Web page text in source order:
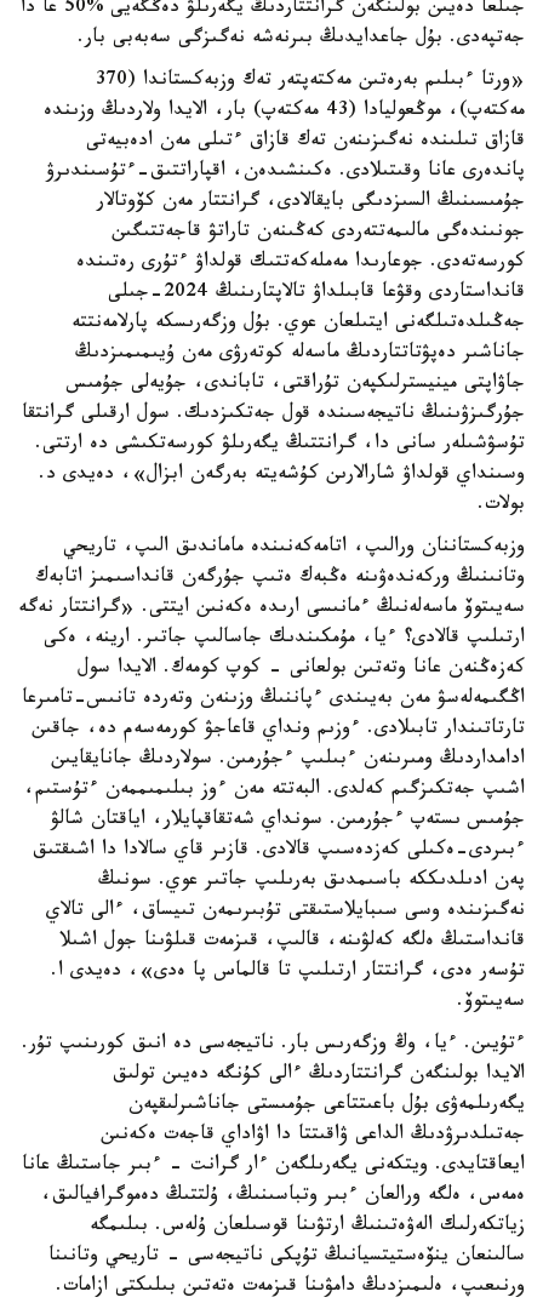
جىلعا دەيىن بولىنگەن گرانتتاردىڭ يگەرىلۋ دەڭگەيى %50 عا دا
جەتپەدى. بۇل جاعدايدىڭ بىرنەشە نەگىزگى سەبەبى بار.
«ورتا ءبىلىم بەرەتىن مەكتەپتەر تەك وزبەكستاندا (370
مەكتەپ)، موڭعوليادا (43 مەكتەپ) بار، الايدا ولاردىڭ وزىندە
قازاق تىلىندە نەگىزىنەن تەك قازاق ءتىلى مەن ادەبيەتى
پاندەرى عانا وقىتىلادى. ەكىنشىدەن، اقپاراتتىق-ءتۇسىندىرۋ
جۇمىسىنىڭ السىزدىگى بايقالادى، گرانتتار مەن كۆوتالار
جونىندەگى مالىمەتتەردى كەڭىنەن تاراتۋ قاجەتتىگىن
كورسەتەدى. جوعارىدا مەملەكەتتىك قولداۋ ءتۇرى رەتىندە
قانداستاردى وقۋعا قابىلداۋ تالاپتارىنىڭ 2024-جىلى
جەڭىلدەتىلگەنى ايتىلعان عوي. بۇل وزگەرىسكە پارلامەنتتە
جاناشىر دەپۋتاتتاردىڭ ماسەلە كوتەرۋى مەن ۇيىمىمىزدىڭ
جاۋاپتى مينيسترلىكپەن تۇراقتى، تاباندى، جۇيەلى جۇمىس
جۇرگىزۋىنىڭ ناتيجەسىندە قول جەتكىزدىك. سول ارقىلى گرانتقا
تۇسۋشىلەر سانى دا، گرانتتىڭ يگەرىلۋ كورسەتكىشى دە ارتتى.
وسىنداي قولداۋ شارالارىن كۇشەيتە بەرگەن ابزال»، دەيدى د.
بولات.
وزبەكستاننان ورالىپ، اتامەكەنىندە ماماندىق الىپ، تاريحي
وتانىنىڭ وركەندەۋىنە ەڭبەك ەتىپ جۇرگەن قانداسىمىز اتابەك
سەيىتوۆ ماسەلەنىڭ ءمانىسى ارىدە ەكەنىن ايتتى. «گرانتتار نەگە
ارتىلىپ قالادى؟ ءيا، مۇمكىندىك جاسالىپ جاتىر. ارينە، ەكى
كەزەڭنەن عانا وتەتىن بولعانى - كوپ كومەك. الايدا سول
اڭگىمەلەسۋ مەن بەيىندى ءپاننىڭ وزىنەن وتەردە تانىس-تامىرعا
تارتاتىندار تابىلادى. ءوزىم ونداي قاعاجۋ كورمەسەم دە، جاقىن
ادامداردىڭ ومىرىنەن ءبىلىپ ءجۇرمىن. سولاردىڭ جانايقايىن
اشىپ جەتكىزگىم كەلدى. البەتتە مەن ءوز بىلىمىممەن ءتۇستىم،
جۇمىس ىستەپ ءجۇرمىن. سونداي شەتقاقپايلار، اياقتان شالۋ
ءبىردى-ەكىلى كەزدەسىپ قالادى. قازىر قاي سالادا دا اشىقتىق
پەن ادىلدىككە باسىمدىق بەرىلىپ جاتىر عوي. سونىڭ
نەگىزىندە وسى سىبايلاستىقتى تۇبىرىمەن تىيساق، ءالى تالاي
قانداستىڭ ەلگە كەلۋىنە، قالىپ، قىزمەت قىلۋىنا جول اشىلا
تۇسەر ەدى، گرانتتار ارتىلىپ تا قالماس پا ەدى»، دەيدى ا.
سەيىتوۆ.
ءتۇيىن. ءيا، وڭ وزگەرىس بار. ناتيجەسى دە انىق كورىنىپ تۇر.
الايدا بولىنگەن گرانتتاردىڭ ءالى كۇنگە دەيىن تولىق
يگەرىلمەۋى بۇل باعىتتاعى جۇمىستى جاناشىرلىقپەن
جەتىلدىرۋدىڭ الداعى ۋاقىتتا دا اۋاداي قاجەت ەكەنىن
ايعاقتايدى. ويتكەنى يگەرىلگەن ءار گرانت - ءبىر جاستىڭ عانا
ەمەس، ەلگە ورالعان ءبىر وتباسىنىڭ، ۇلتتىڭ دەموگرافيالىق،
زياتكەرلىك الەۋەتىنىڭ ارتۋىنا قوسىلعان ۇلەس. بىلىمگە
سالىنعان ينۆەستيتسيانىڭ تۇپكى ناتيجەسى - تاريحي وتانىنا
ورنىعىپ، ەلىمىزدىڭ دامۋىنا قىزمەت ەتەتىن بىلىكتى ازامات.